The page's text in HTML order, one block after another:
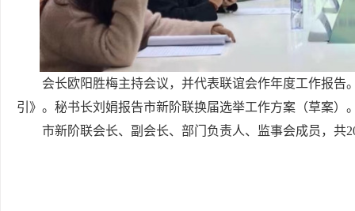
会长欧阳胜梅主持会议，并代表联谊会作年度工作报
引》。秘书长刘娟报告市新阶联换届选举工作方案（草案）
市新阶联会长、副会长、部门负责人、监事会成员，共